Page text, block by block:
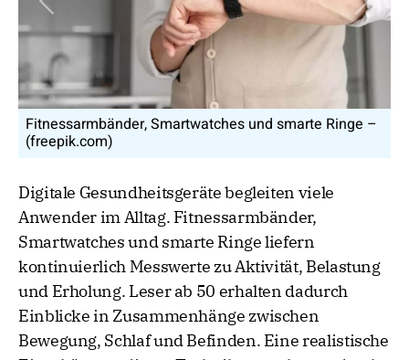
smarte Ringe – Auch die Schlafqualität kann gemessen
Vorheriges Bild
Digitale Gesundheitsgeräte begleiten viele
Anwender im Alltag. Fitnessarmbänder,
Smartwatches und smarte Ringe liefern
kontinuierlich Messwerte zu Aktivität, Belastung
und Erholung. Leser ab 50 erhalten dadurch
Einblicke in Zusammenhänge zwischen
Bewegung, Schlaf und Befinden. Eine realistische